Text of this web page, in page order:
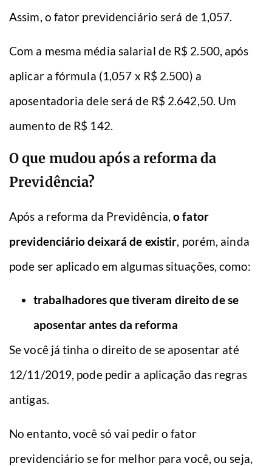
Assim, o fator previdenciário será de 1,057.
Com a mesma média salarial de R$ 2.500, após
aplicar a fórmula (1,057 x R$ 2.500) a
aposentadoria dele será de R$ 2.642,50. Um
aumento de R$ 142.
O que mudou após a reforma da
Previdência?
Após a reforma da Previdência,o fator
previdenciário deixará de existir, porém, ainda
pode ser aplicado em algumas situações, como:
trabalhadores que tiveram direito de se
aposentar antes da reforma
Se você já tinha o direito de se aposentar até
12/11/2019, pode pedir a aplicação das regras
antigas.
No entanto, você só vai pedir o fator
previdenciário se for melhor para você, ou seja,